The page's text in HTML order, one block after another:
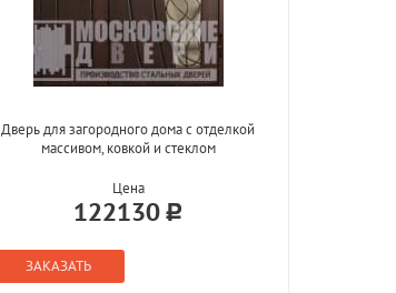
Дверь для загородного дома с отделкой
массивом, ковкой и стеклом
Цена
122130
ЗАКАЗАТЬ